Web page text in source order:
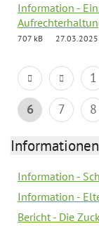
Information -
707 kB
27.03.2025
1
6
7 8
Information -
Information -
Bericht - Die